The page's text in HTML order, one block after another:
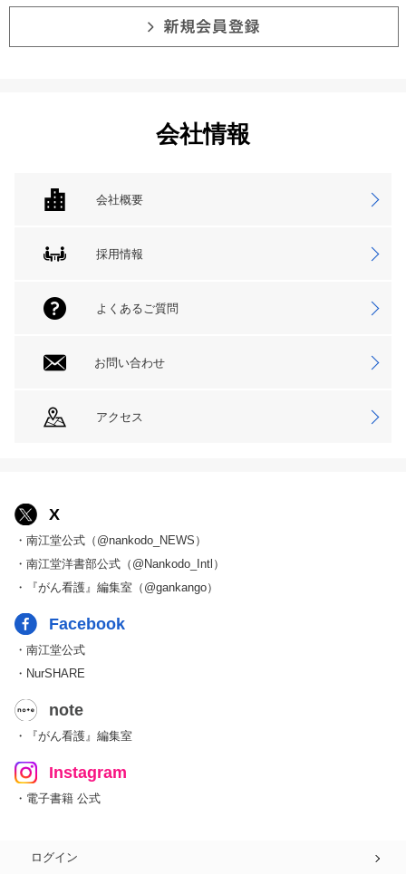
会社情報
会社概要
採用情報
よくあるご質問
お問い合わせ
アクセス
X
・南江堂公式（@nankodo_NEWS）
・南江堂洋書部公式（@Nankodo_Intl）
・『がん看護』編集室（@gankango）
Facebook
・南江堂公式
・NurSHARE
note
・『がん看護』編集室
Instagram
・電子書籍 公式
ログイン